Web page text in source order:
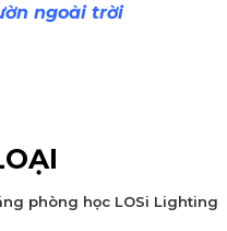
ngoài trời
phòng học LOSi Lighting